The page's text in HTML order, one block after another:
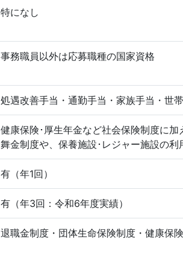
特になし
事務職員以外は応募職種の国家資格
処遇改善手当・通勤手当・家族手当・世
健康保険･厚生年金など社会保険制度に
舞金制度や、保養施設･レジャー施設の利
有（年1回）
有（年3回：令和6年度実績）
退職金制度・団体生命保険制度・健康保